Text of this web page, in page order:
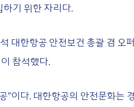
기 위한 자리다.
대한항공 안전보건 총괄 겸 오
참석했다.
이다. 대한항공의 안전문화는